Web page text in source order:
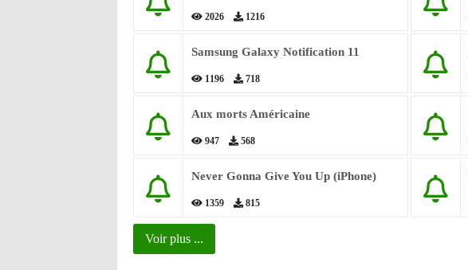
2026 1216
Samsung Galaxy Notification 11
1196 718
Aux morts Américaine
947 568
Never Gonna Give You Up (iPhone)
1359 815
Voir plus ...